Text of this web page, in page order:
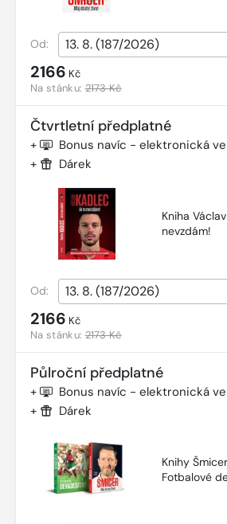
Od:
2166 Kč
Na stánku:2173 Kč
Čtvrtletní předplatné
+ Bonus navíc - elektronická
+ Dárek
Kniha
nevzdám!
Od:
2166 Kč
Na stánku:2173 Kč
Půlroční předplatné
+ Bonus navíc - elektronická
+ Dárek
Knihy
Fotbalové